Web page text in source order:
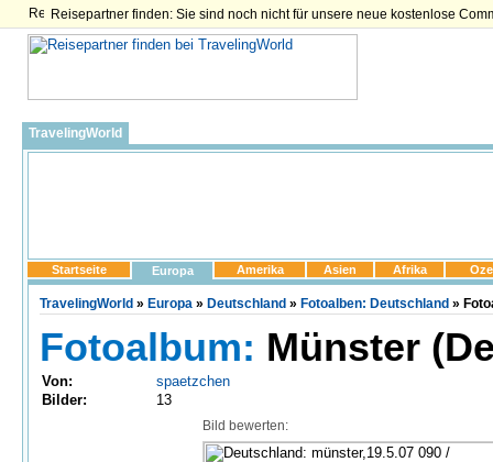
Reisepartner finden: Sie sind noch nicht für unsere neue kostenlose
TravelingWorld
Startseite Europa Amerika Asien Afrika
TravelingWorld » Europa » Deutschland » Fotoalben: Deutschland »
Fotoalbum: Münster
Von:
spaetzchen
Bilder:
13
Bild bewerten: